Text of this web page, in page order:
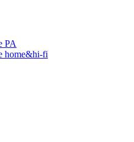
PA
home&hi-fi